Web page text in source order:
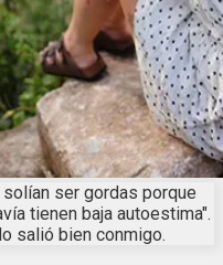
ser gordas porque
tienen baja autoestima".
salió bien conmigo.